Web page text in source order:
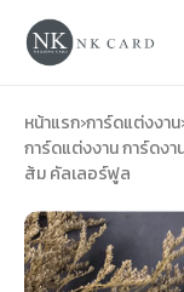
การ์ดแต่งงาน
ของชำร่วยงานแต่ง
ของรับไหว้
หน้าแรก›การ์ดแต่งงาน
การ์ดแต่งงาน การ์ดง
ส้ม คัลเลอร์ฟูล